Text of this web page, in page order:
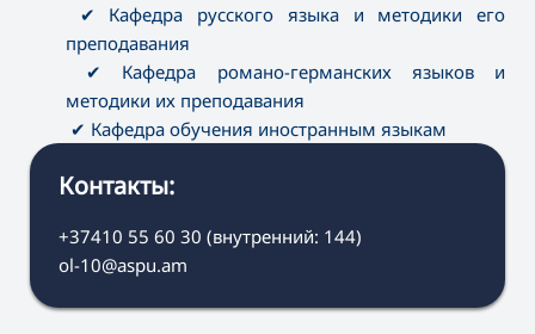
✔ Кафедра русского языка и методики его
преподавания
✔ Кафедра романо-германских языков и
методики их преподавания
✔ Кафедра обучения иностранным языкам
Контакты:
+37410 55 60 30 (внутренний: 144)
ol-10@aspu.am